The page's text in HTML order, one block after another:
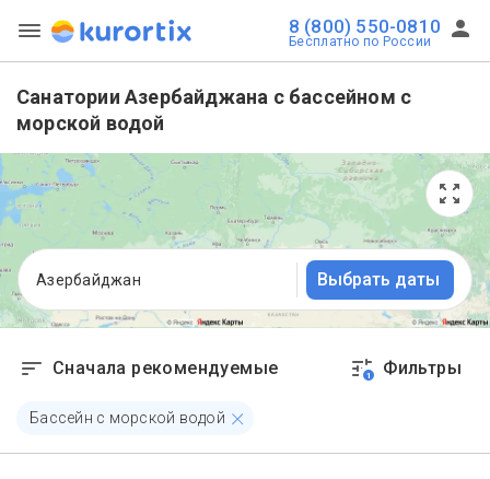
8 (800) 550-0810
Бесплатно по России
Санатории Азербайджана с бассейном с
морской водой
Азербайджан Выбрать даты
Сначала рекомендуемые 1 Фильтры
Бассейн с морской водой